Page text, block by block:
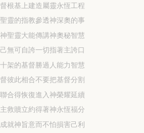
督根基上建造屬靈永恆工程
聖靈的指教參透神深奧的事
神聖靈大能傳講神奧秘智慧
無可自誇一切指著主誇口
十架的基督勝過人能力智慧
彼此相合不要把基督分割
聯合得恢復進入神榮耀延續
主救贖立約得著神永恆福分
成就神旨意而不怕損害己利